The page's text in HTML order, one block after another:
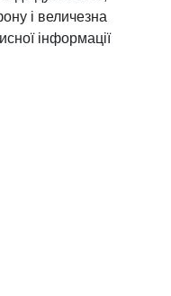
і величезна
інформації